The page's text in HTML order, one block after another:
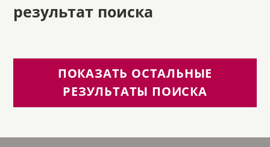
результат поиска
ПОКАЗАТЬ ОСТАЛЬНЫЕ
РЕЗУЛЬТАТЫ ПОИСКА